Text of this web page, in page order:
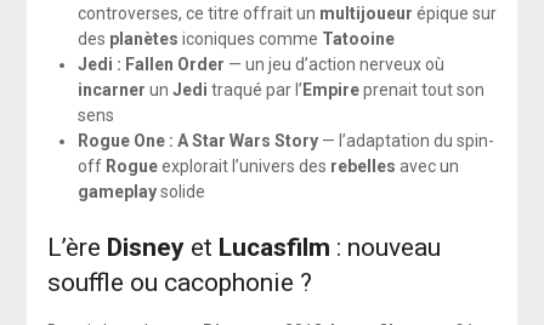
controverses, ce titre offrait un multijoueur épique sur
des planètes iconiques comme Tatooine
Jedi : Fallen Order — un jeu d’action nerveux où
incarner un Jedi traqué par l’ Empireprenait tout son
sens
Rogue One : A Star Wars Story— l’adaptation du spin-
off Rogueexplorait l’univers des rebelles avec un
gameplaysolide
L’ère Disneyet Lucasfilm : nouveau
souffle ou cacophonie ?